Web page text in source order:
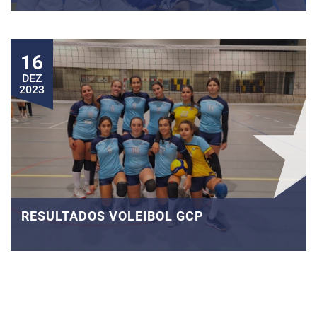
16
DEZ
2023
RESULTADOS VOLEIBOL GCP